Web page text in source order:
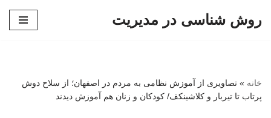
روش شناسی در مدیریت
خانه » تصاویری از آموزش نظامی به مردم در اصفهان؛ از سلاح دوش
پرتاب تا تیربار و کلاشینکف/ کودکان و زنان هم آموزش دیدند